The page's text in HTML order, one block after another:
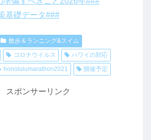
基礎データ###
散歩＆ランニング&スイム
コロナウイルス
ハワイの対応
honolulumarathon2021 開催予定
スポンサーリンク